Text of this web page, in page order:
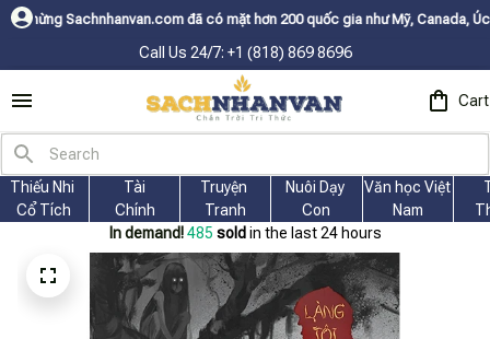
đã có mặt hơn 200 quốc gia như Mỹ, Canada, Úc, Nhật, Hàn, và các
Call Us 24/7: +1 (818) 869 8696
Cart
Thiếu Nhi
Cổ Tích
Tài
Chính
Truyện
Tranh
Nuôi Dạy
Con
Văn học Việt
Nam
In demand! 485 sold in the last 24 hours